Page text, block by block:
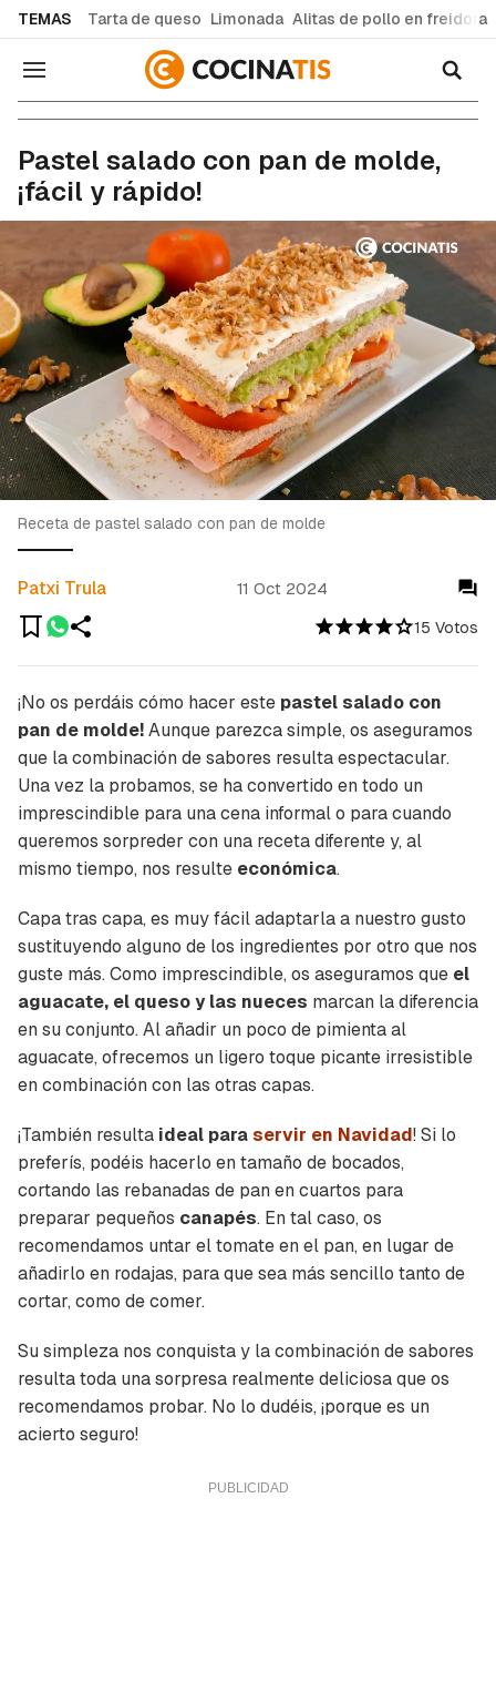
TEMAS Tarta de queso Limonada Alitas de pollo en freidora
Navegación
Pastel salado con pan de molde,
¡fácil y rápido!
15 Votos
Patxi Trula 11 Oct 2024
Receta de pastel salado con pan de molde
¡No os perdáis cómo hacer este pastel salado con
pan de molde!Aunque parezca simple, os aseguramos
que la combinación de sabores resulta espectacular.
Una vez la probamos, se ha convertido en todo un
imprescindible para una cena informal o para cuando
queremos sorpreder con una receta diferente y, al
mismo tiempo, nos resulte económica.
Capa tras capa, es muy fácil adaptarla a nuestro gusto
sustituyendo alguno de los ingredientes por otro que nos
guste más. Como imprescindible, os aseguramos que el
aguacate, el queso y las nueces marcan la diferencia
en su conjunto. Al añadir un poco de pimienta al
aguacate, ofrecemos un ligero toque picante irresistible
en combinación con las otras capas.
¡También resulta ideal para servir en Navidad! Si lo
preferís, podéis hacerlo en tamaño de bocados,
cortando las rebanadas de pan en cuartos para
preparar pequeños canapés. En tal caso, os
recomendamos untar el tomate en el pan, en lugar de
añadirlo en rodajas, para que sea más sencillo tanto de
cortar, como de comer.
Su simpleza nos conquista y la combinación de sabores
resulta toda una sorpresa realmente deliciosa que os
recomendamos probar. No lo dudéis, ¡porque es un
acierto seguro!